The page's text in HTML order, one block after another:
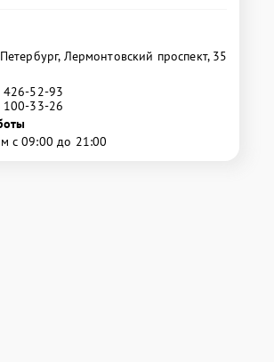
Петербург, Лермонтовский проспект, 35
426-52-93
100-33-26
с 09:00 до 21:00